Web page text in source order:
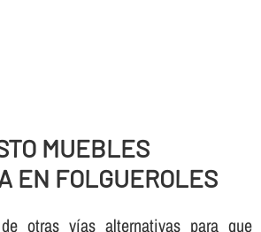
MUEBLES
EN FOLGUEROLES
otras ví­as alternativas para que